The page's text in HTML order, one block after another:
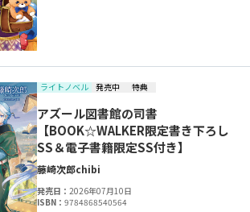
ライトノベル 発売中 特典
アズール図書館の司書
【BOOK☆WALKER限定書き下ろし
SS＆電子書籍限定SS付き】
藤崎次郎chibi
発売日：2026年07月10日
ISBN：9784868540564